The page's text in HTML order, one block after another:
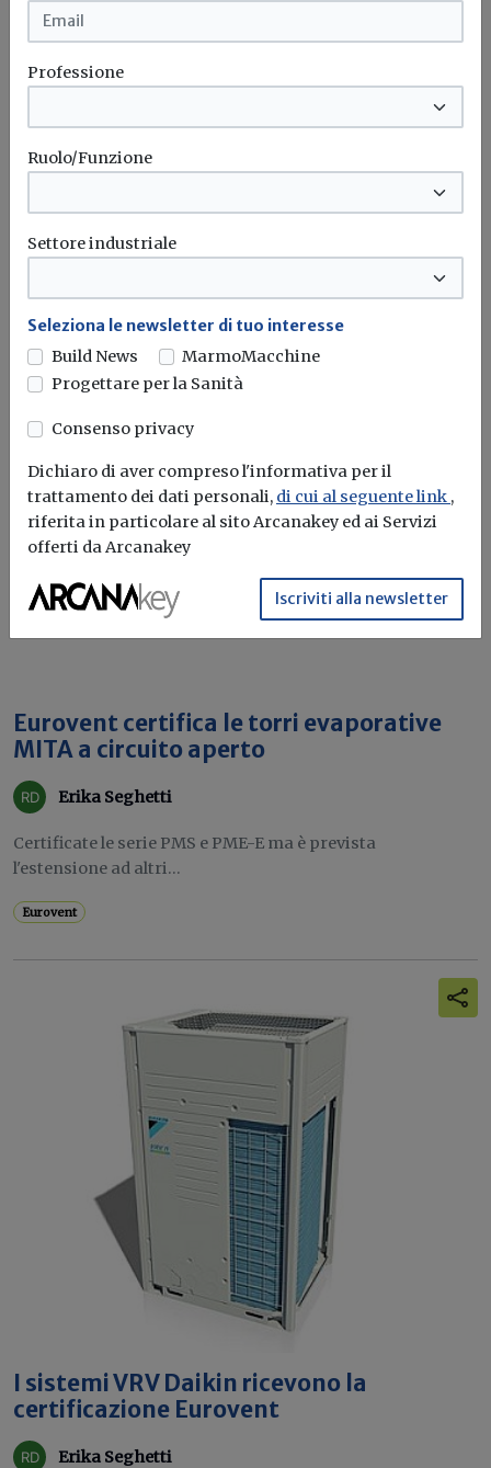
energetica
Erika Seghetti
Eurovent certifica le torri evaporative
MITA a circuito aperto
Erika Seghetti
Certificate le serie PMS e PME-E ma è prevista
l'estensione ad altri...
Eurovent
I sistemi VRV Daikin ricevono la
certificazione Eurovent
Erika Seghetti
Professione
Ruolo/Funzione
Settore industriale
Seleziona le newsletter di tuo interesse
Build News
MarmoMacchine
Progettare per la Sanità
Consenso privacy
Dichiaro di aver compreso l'informativa per il
trattamento dei dati personali, di cui al seguente link ,
riferita in particolare al sito Arcanakey ed ai Servizi
offerti da Arcanakey
Iscriviti alla newsletter